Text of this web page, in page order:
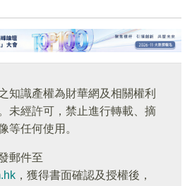
知識產權為財華網及相關權利
未經許可，禁止進行轉載、摘
等任何使用。
郵件至
，獲得書面確認及授權後，